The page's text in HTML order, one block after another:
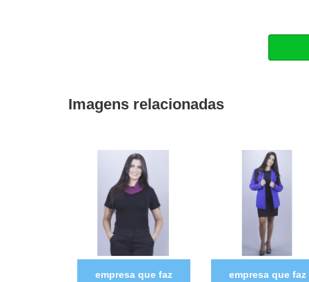
Imagens relacionadas
empresa que faz
empresa que faz